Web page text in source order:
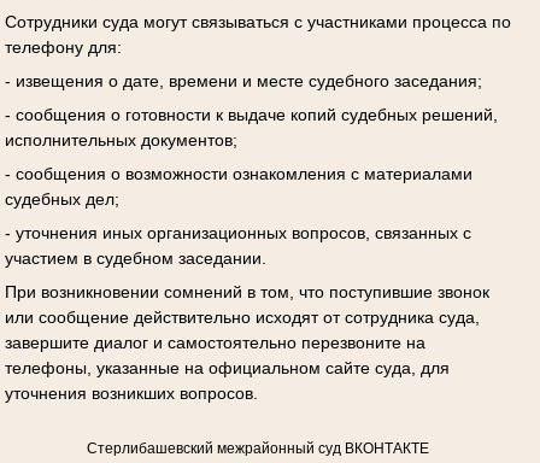
Сотрудники суда могут связываться с участниками процесса по
телефону для:
- извещения о дате, времени и месте судебного заседания;
- сообщения о готовности к выдаче копий судебных решений,
исполнительных документов;
- сообщения о возможности ознакомления с материалами
судебных дел;
- уточнения иных организационных вопросов, связанных с
участием в судебном заседании.
При возникновении сомнений в том, что поступившие звонок
или сообщение действительно исходят от сотрудника суда,
завершите диалог и самостоятельно перезвоните на
телефоны, указанные на официальном сайте суда, для
уточнения возникших вопросов.
Стерлибашевский межрайонный суд ВКОНТАКТЕ